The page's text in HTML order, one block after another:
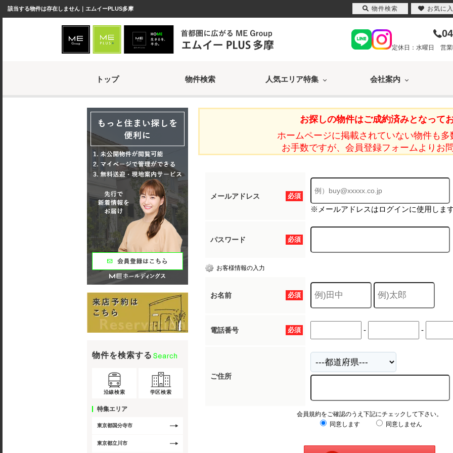
該当する物件は存在しません｜エムイーPLUS多摩
定休日：水曜日 営
トップ 物件検索 人気エリア特集 会社案内
お探しの物件はご成約済みとなってお
ホームページに掲載されていない物件も多
お手数ですが、会員登録フォームよりお
必須
メールアドレス
※メールアドレスはログインに使用します
必須
パスワード
お客様情報の入力
必須
お名前
必須
電話番号 - -
ご住所
会員規約をご確認のうえ下記にチェックして下さい。
同意します
同意しません
物件を検索する
沿線検索 学区検索
特集エリア
東京都国分寺市
東京都立川市
物件検索 お気に